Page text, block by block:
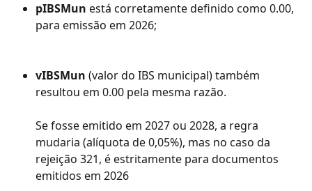
pIBSMun está corretamente definido como 0.00,
para emissão em 2026;
vIBSMun (valor do IBS municipal) também
resultou em 0.00 pela mesma razão.
Se fosse emitido em 2027 ou 2028, a regra
mudaria (alíquota de 0,05%), mas no caso da
rejeição 321, é estritamente para documentos
emitidos em 2026